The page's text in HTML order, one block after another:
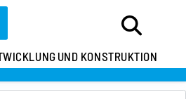
UND KONSTRUKTION